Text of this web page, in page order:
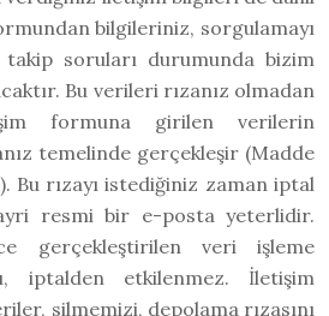
bilgileriniz, sorgulamayı
takip soruları durumunda bizim
Bu verileri rızanız olmadan
formuna girilen verilerin
temelinde gerçekleşir (Madde
Bu rızayı istediğiniz zaman iptal
resmi bir e-posta yeterlidir.
gerçekleştirilen veri işleme
iptalden etkilenmez. İletişim
silmemizi, depolama rızasını